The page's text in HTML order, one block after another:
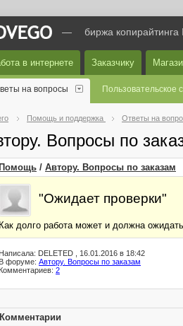
— биржа
в интернете Заказчику
на вопросы Пользовательское
Помощь и поддержка Ответы на
Вопросы по
Помощь / Автору. Вопросы по заказам
"Ожидает проверки"
Как долго работа может и должна
Написала: DELETED , 16.01.2016 в 18:42
В форуме: Автору. Вопросы по заказам
Комментариев: 2
Комментарии